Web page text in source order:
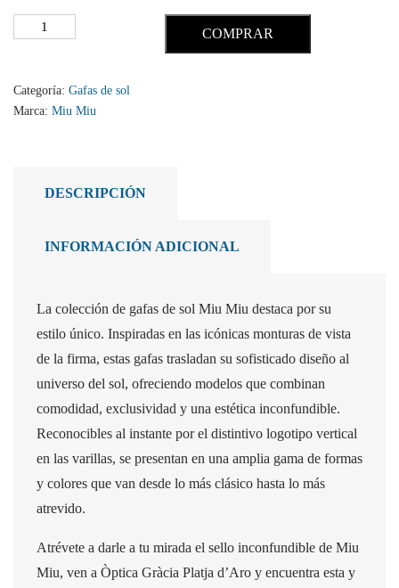
COMPRAR
Categoría: Gafas de sol
Marca: Miu Miu
DESCRIPCIÓN
INFORMACIÓN ADICIONAL
La colección de gafas de sol Miu Miu destaca por su
estilo único. Inspiradas en las icónicas monturas de vista
de la firma, estas gafas trasladan su sofisticado diseño al
universo del sol, ofreciendo modelos que combinan
comodidad, exclusividad y una estética inconfundible.
Reconocibles al instante por el distintivo logotipo vertical
en las varillas, se presentan en una amplia gama de formas
y colores que van desde lo más clásico hasta lo más
atrevido.
Atrévete a darle a tu mirada el sello inconfundible de Miu
Miu, ven a Òptica Gràcia Platja d’Aro y encuentra esta y